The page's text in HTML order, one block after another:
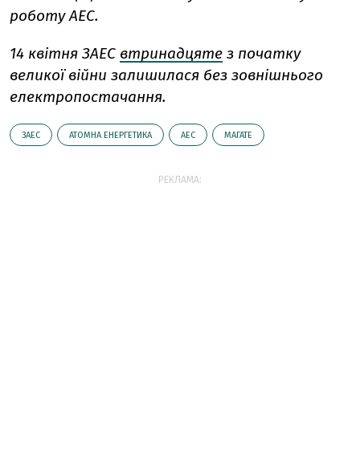
роботу АЕС.
14 квітня ЗАЕС втринадцяте з початку
великої війни залишилася без зовнішнього
електропостачання.
ЗАЕС АТОМНА ЕНЕРГЕТИКА АЕС МАГАТЕ
РЕКЛАМА: